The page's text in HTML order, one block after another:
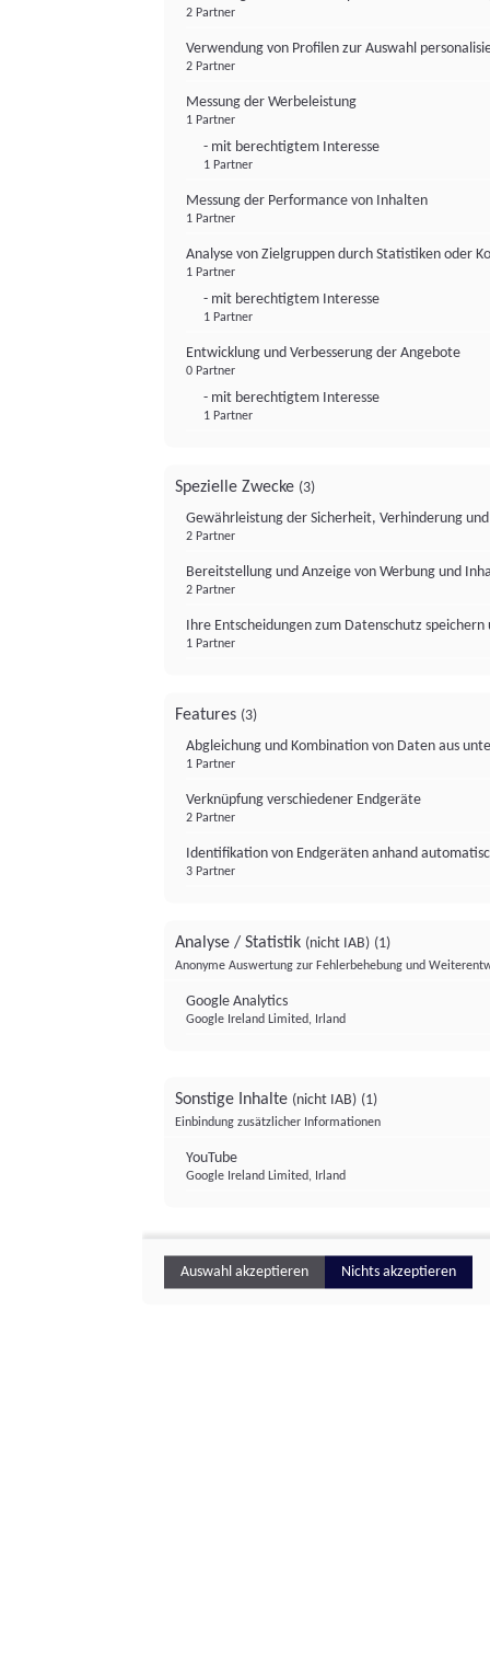
2 Partner
Verwendung von Profilen zur Auswahl
2 Partner
Messung der Werbeleistung
1 Partner
- mit berechtigtem Interesse
1 Partner
Messung der Performance von Inhalten
1 Partner
Analyse von Zielgruppen durch Statistiken oder
1 Partner
- mit berechtigtem Interesse
1 Partner
Entwicklung und Verbesserung der Angebote
0 Partner
- mit berechtigtem Interesse
1 Partner
Spezielle Zwecke (3)
Gewährleistung der Sicherheit, Verhinderung
2 Partner
Bereitstellung und Anzeige von Werbung und
2 Partner
Ihre Entscheidungen zum Datenschutz
1 Partner
Features (3)
Abgleichung und Kombination von Daten aus
1 Partner
Verknüpfung verschiedener Endgeräte
2 Partner
Identifikation von Endgeräten anhand
3 Partner
Analyse / Statistik (nicht IAB) (1)
Anonyme Auswertung zur Fehlerbehebung und
Google Analytics
Google Ireland Limited, Irland
Sonstige Inhalte (nicht IAB) (1)
Einbindung zusätzlicher Informationen
YouTube
Google Ireland Limited, Irland
Auswahl akzeptieren Nichts akzeptieren